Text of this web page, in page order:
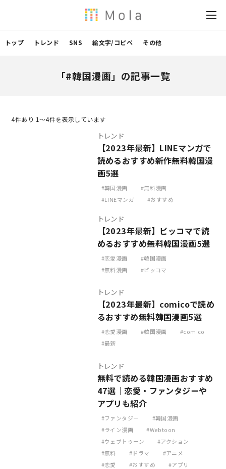
トップ トレンド SNS 絵文字/コピペ その他
「#韓国漫画」の記事一覧
4件あり 1〜4件を表示しています
トレンド
【2023年最新】LINEマンガで
読めるおすすめ新作無料韓国漫
画5選
韓国漫画
無料漫画
LINEマンガ
おすすめ
トレンド
【2023年最新】ピッコマで読
めるおすすめ無料韓国漫画5選
恋愛漫画
韓国漫画
無料漫画
ピッコマ
トレンド
【2023年最新】comicoで読め
るおすすめ無料韓国漫画5選
恋愛漫画 韓国漫画
comico
最新
トレンド
無料で読める韓国漫画おすすめ
47選｜恋愛・ファンタジーや
アプリも紹介
ファンタジー
韓国漫画
ライン漫画
Webtoon
ウェブトゥーン
アクション
無料
ドラマ
アニメ
恋愛
おすすめ アプリ